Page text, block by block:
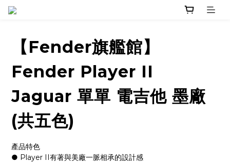
【Fender旗艦館】
Fender Player II
Jaguar 單單 電吉他 墨廠
(共五色)
產品特色
● Player II有著與美廠一脈相承的設計感